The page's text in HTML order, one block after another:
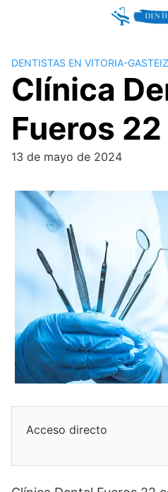
DENTISTAS EN VITORIA-GASTEIZ
Clínica
Fueros 22
13 de mayo de 2024
Acceso directo